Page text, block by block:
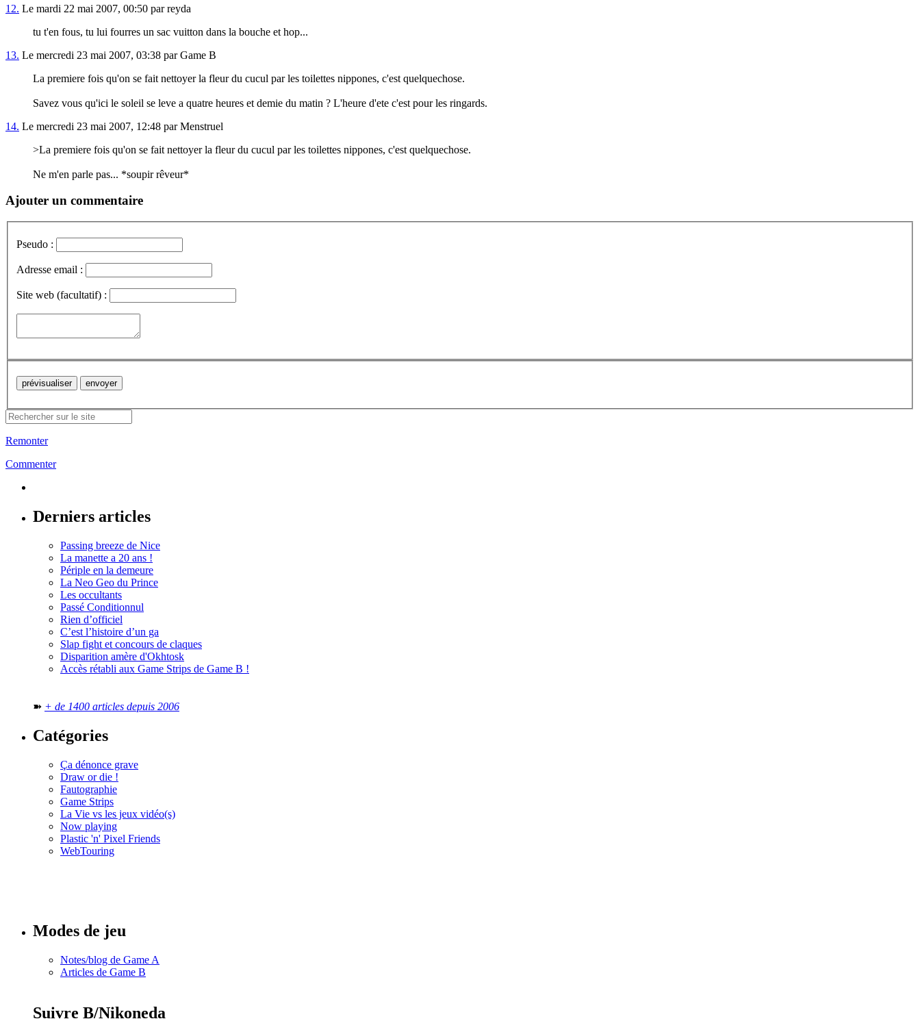
12. Le mardi 22 mai 2007, 00:50 par reyda
tu t'en fous, tu lui fourres un sac vuitton dans la bouche et hop...
13. Le mercredi 23 mai 2007, 03:38 par Game B
La premiere fois qu'on se fait nettoyer la fleur du cucul par les toilettes nippones, c'est quelquechose.
Savez vous qu'ici le soleil se leve a quatre heures et demie du matin ? L'heure d'ete c'est pour les ringards.
14. Le mercredi 23 mai 2007, 12:48 par Menstruel
>La premiere fois qu'on se fait nettoyer la fleur du cucul par les toilettes nippones, c'est quelquechose.
Ne m'en parle pas... *soupir rêveur*
Ajouter un commentaire
Pseudo :
Adresse email :
Site web (facultatif) :
Remonter
Commenter
Derniers articles
Passing breeze de Nice
La manette a 20 ans !
Périple en la demeure
La Neo Geo du Prince
Les occultants
Passé Conditionnul
Rien d’officiel
C’est l’histoire d’un ga
Slap fight et concours de claques
Disparition amère d'Okhtosk
Accès rétabli aux Game Strips de Game B !
➽ + de 1400 articles depuis 2006
Catégories
Ça dénonce grave
Draw or die !
Fautographie
Game Strips
La Vie vs les jeux vidéo(s)
Now playing
Plastic 'n' Pixel Friends
WebTouring
Modes de jeu
Notes/blog de Game A
Articles de Game B
Suivre B/Nikoneda